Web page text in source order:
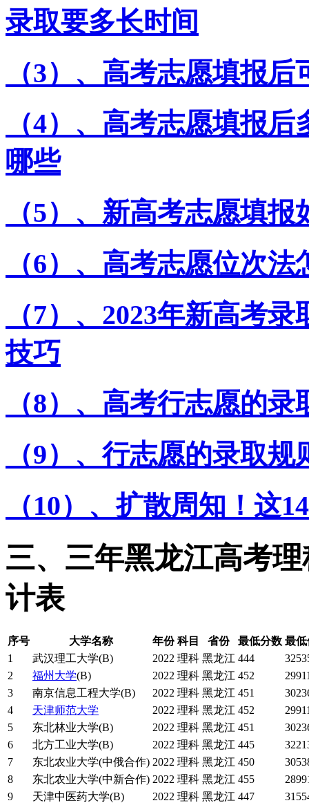
录取要多长时间
（3）、高考志愿填报
（4）、高考志愿填报
哪些
（5）、新高考志愿填
（6）、高考志愿位次
（7）、2023年新高考
技巧
（8）、高考行志愿的
（9）、行志愿的录取
（10）、扩散周知！这
三、三年黑龙江高考
计表
序号 大学名称 年份 科目 省份 最低分数 最
1
武汉理工大学(B) 2022 理科 黑龙江 444
2
福州大学(B) 2022 理科 黑龙江 452
3
南京信息工程大学(B) 2022 理科 黑龙江 451
4
天津师范大学 2022 理科 黑龙江 452
5
东北林业大学(B) 2022 理科 黑龙江 451
6
北方工业大学(B) 2022 理科 黑龙江 445
7
东北农业大学(中俄合作) 2022 理科 黑龙江 450
8
东北农业大学(中新合作) 2022 理科 黑龙江 455
9
天津中医药大学(B) 2022 理科 黑龙江 447